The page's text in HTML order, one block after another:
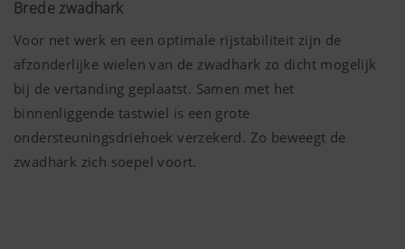
Brede zwadhark
Voor net werk en een optimale rijstabiliteit zijn de
afzonderlijke wielen van de zwadhark zo dicht mogelijk
bij de vertanding geplaatst. Samen met het
binnenliggende tastwiel is een grote
ondersteuningsdriehoek verzekerd. Zo beweegt de
zwadhark zich soepel voort.